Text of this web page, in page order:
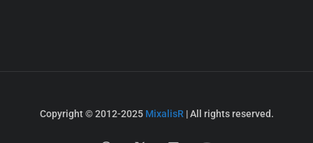
Copyright © 2012-2025 MixalisR | All rights reserved.